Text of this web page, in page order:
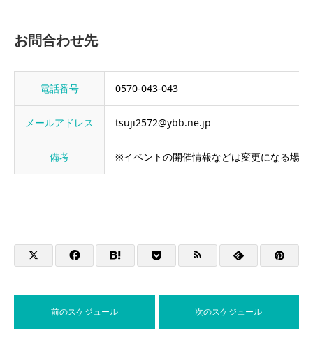
お問合わせ先
電話番号 0570-043-043
メールアドレス tsuji2572@ybb.ne.jp
備考 ※イベントの開催情報などは変更になる場
前のスケジュール 次のスケジュール